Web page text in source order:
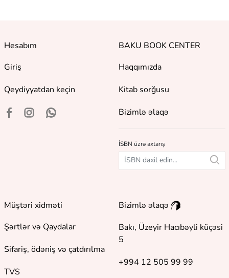
Hesabım
Giriş
Qeydiyyatdan keçin
BAKU BOOK CENTER
Haqqımızda
Kitab sorğusu
Bizimlə əlaqə
İSBN üzrə axtarış
Müştəri xidməti
Şərtlər və Qaydalar
Sifariş, ödəniş və çatdırılma
TVS
Bizimlə əlaqə
Bakı, Üzeyir Hacıbəyli küçəsi
5
+994 12 505 99 99